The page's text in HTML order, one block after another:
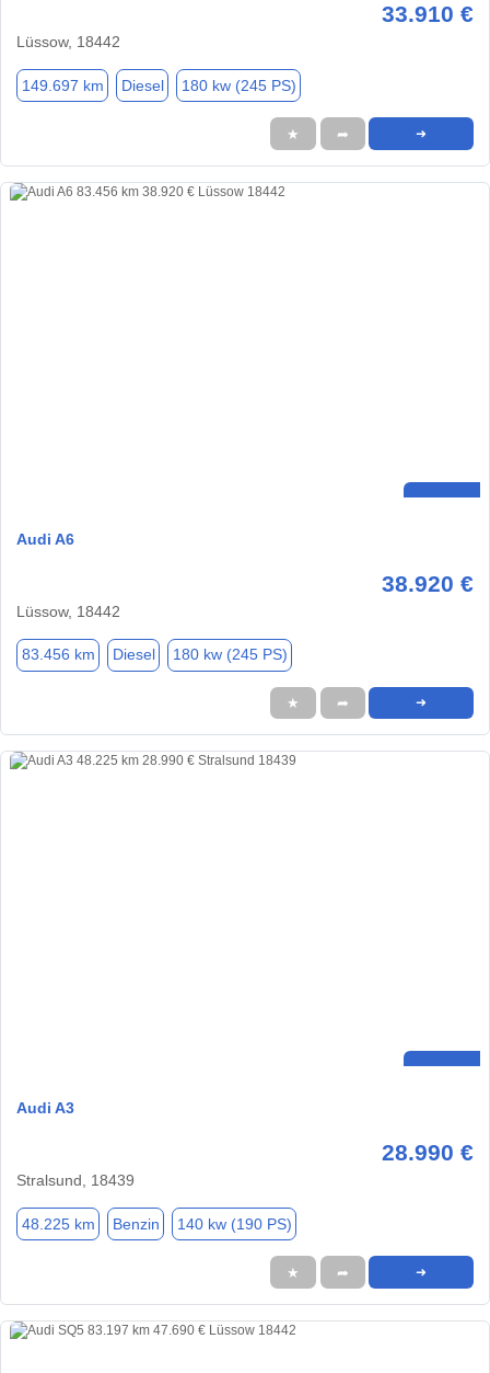
33.910 €
Lüssow, 18442
149.697 km Diesel 180 kw (245 PS)
★ ➦ ➜
Audi A6
38.920 €
Lüssow, 18442
83.456 km Diesel 180 kw (245 PS)
★ ➦ ➜
Audi A3
28.990 €
Stralsund, 18439
48.225 km Benzin 140 kw (190 PS)
★ ➦ ➜